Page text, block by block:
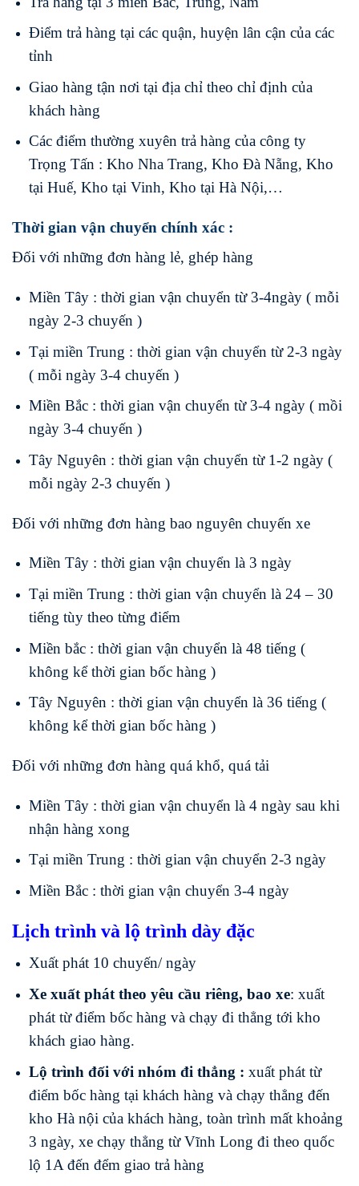
Điểm trả hàng tại các quận, huyện lân cận của các
tỉnh
Giao hàng tận nơi tại địa chỉ theo chỉ định của
khách hàng
Các điểm thường xuyên trả hàng của công ty
Trọng Tấn : Kho Nha Trang, Kho Đà Nẵng, Kho
tại Huế, Kho tại Vinh, Kho tại Hà Nội,…
Thời gian vận chuyển chính xác :
Đối với những đơn hàng lẻ, ghép hàng
Miền Tây : thời gian vận chuyển từ 3-4ngày ( mỗi
ngày 2-3 chuyến )
Tại miền Trung : thời gian vận chuyển từ 2-3 ngày
( mỗi ngày 3-4 chuyến )
Miền Bắc : thời gian vận chuyển từ 3-4 ngày ( mồi
ngày 3-4 chuyến )
Tây Nguyên : thời gian vận chuyển từ 1-2 ngày (
mỗi ngày 2-3 chuyến )
Đối với những đơn hàng bao nguyên chuyến xe
Miền Tây : thời gian vận chuyển là 3 ngày
Tại miền Trung : thời gian vận chuyển là 24 – 30
tiếng tùy theo từng điểm
Miền bắc : thời gian vận chuyển là 48 tiếng (
không kể thời gian bốc hàng )
Tây Nguyên : thời gian vận chuyển là 36 tiếng (
không kể thời gian bốc hàng )
Đối với những đơn hàng quá khổ, quá tải
Miền Tây : thời gian vận chuyển là 4 ngày sau khi
nhận hàng xong
Tại miền Trung : thời gian vận chuyển 2-3 ngày
Miền Bắc : thời gian vận chuyển 3-4 ngày
Lịch trình và lộ trình dày đặc
Xuất phát 10 chuyến/ ngày
Xe xuất phát theo yêu cầu riêng, bao xe: xuất
phát từ điểm bốc hàng và chạy đi thẳng tới kho
khách giao hàng.
Lộ trình đối với nhóm đi thẳng : xuất phát từ
điểm bốc hàng tại khách hàng và chạy thẳng đến
kho Hà nội của khách hàng, toàn trình mất khoảng
3 ngày, xe chạy thẳng từ Vĩnh Long đi theo quốc
lộ 1A đến đểm giao trả hàng